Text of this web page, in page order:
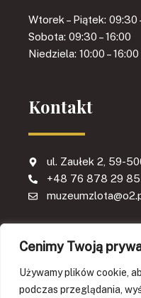
Cenimy Twoją
Używamy plików cookie,
podczas przeglądania,
Wtorek – Piątek: 09:30
Sobota: 09:30 – 16:00
Niedziela: 10:00 – 16:00
Kontakt
ul. Zaułek 2, 59-
+48 76 878 29 85